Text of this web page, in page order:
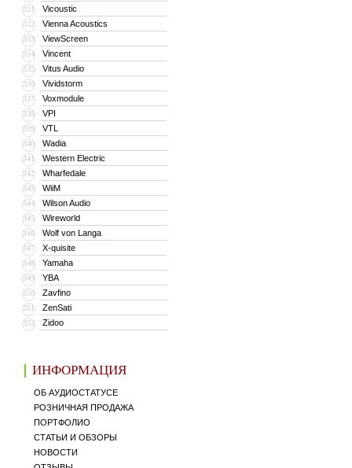
331 Vicoustic
332 Vienna Acoustics
333 ViewScreen
334 Vincent
335 Vitus Audio
336 Vividstorm
337 Voxmodule
338 VPI
339 VTL
340 Wadia
341 Western Electric
342 Wharfedale
343 WiiM
344 Wilson Audio
345 Wireworld
346 Wolf von Langa
347 X-quisite
348 Yamaha
349 YBA
350 Zavfino
351 ZenSati
352 Zidoo
ИНФОРМАЦИЯ
ОБ АУДИОСТАТУСЕ
РОЗНИЧНАЯ ПРОДАЖА
ПОРТФОЛИО
СТАТЬИ И ОБЗОРЫ
НОВОСТИ